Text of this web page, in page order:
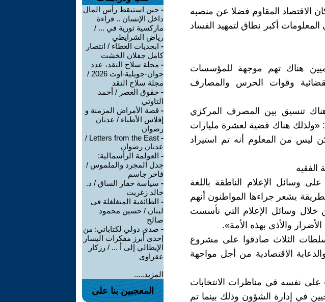
الاقتصاد المقاوم فضلا عن منصبه
أكبر نطاق لتمهيد الفساد
هناك تهم موجهة للمؤسسات
وقوات الحرس والمصارف
تنسيق بين المصرف المركزي
«ولذلك هناك قضية لعشرة مليارات
ليس من المعلوم أنه تم استيراد
الفقيه
وسائل الإعلام الناطقة باللغة
يشعر جراءها المواطنون أنهم
خلال وسائل الإعلام التي تأسست
والأذى بهذه الأمة».
الثلاث صادقوا على مشروع
الاقتصادية من أجل مواجهة
على نفسه في مناظرات الانتخابات
الإصلاحيين في إدارة الشؤون وذلك بينما تم
- حين استيقظ رأس المال
داخل الإنسان .. قراءة
ماركسية ثورية في ... /
رياض الشرايطي
- ابجديات العطاء / انتصار
كامل جفلان الخشت
- مجلة سلاح النقد، عدد
جوان-جويلية-اوت 2026 /
مجلة سلاح النقد
- حقوق العصر / أحمد
التاوتي
- قصة الأمراض المزمنة و
إفلاس الأطباء / عدنان
رضوان
-
Letters from the East /
عدنان رضوان
- العولمة الرأسمالية:
جدل المجرد والملموس /
فاخر جاسم
- سياسة حفار الساق / د.
خالد زغريت
- الطائفية المتغلغلة في
لبنان / حسين محمود
صالح
- صدى دولي لكتاباتي: من
إحدى أبرز مفكرات اليسار
الإيطالي إلى أ ... / رزكار
عقراوي
المزيد.....
المعجبين بنا على